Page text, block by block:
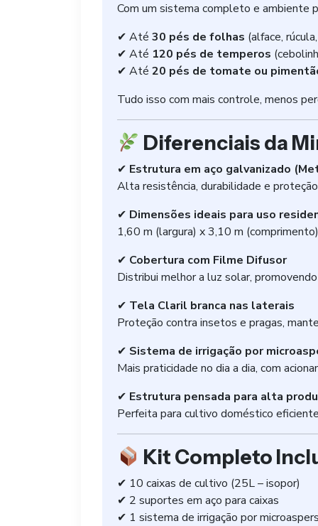
Com um sistema completo e ambiente
✔ Até 30 pés de folhas (alface,
✔ Até 120 pés de temperos
✔ Até 20 pés de tomate ou
Tudo isso com mais controle, menos
Diferenciais da
✔ Estrutura em aço galvanizado
Alta resistência, durabilidade e
✔ Dimensões ideais para uso
1,60 m (largura) x 3,10 m
✔ Cobertura com Filme Difusor
Distribui melhor a luz solar,
✔ Tela Claril branca nas laterais
Proteção contra insetos e pragas,
✔ Sistema de irrigação por
Mais praticidade no dia a dia, com
✔ Estrutura pensada para alta
Perfeita para cultivo doméstico
Kit Completo
✔ 10 caixas de cultivo (25L – isopor)
✔ 2 suportes em aço para caixas
✔ 1 sistema de irrigação por